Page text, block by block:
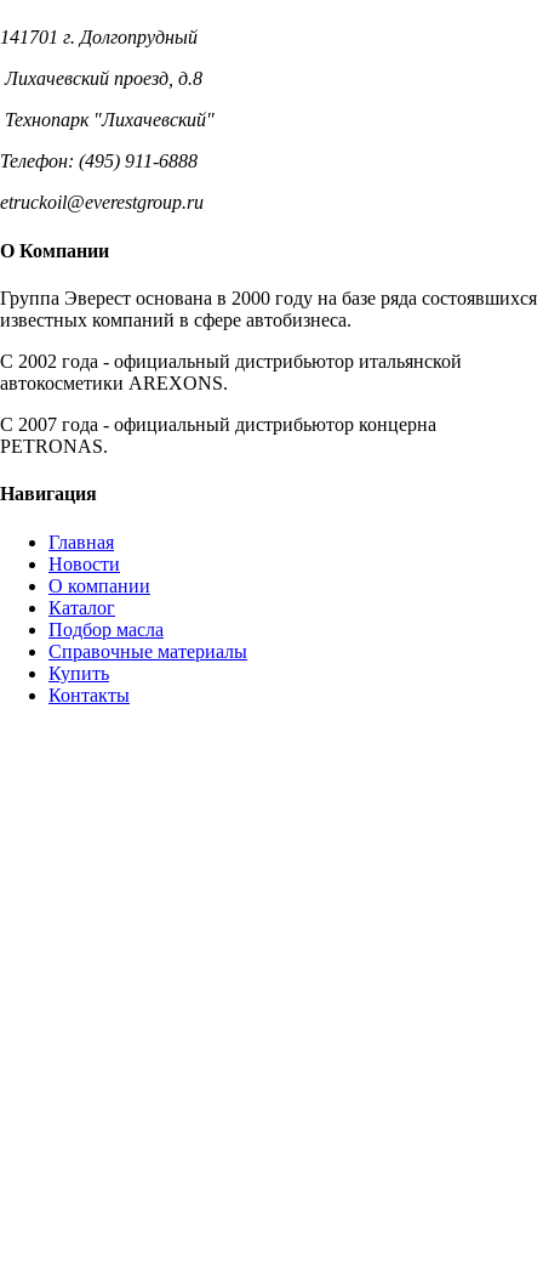
141701 г. Долгопрудный
Лихачевский проезд, д.8
Технопарк "Лихачевский"
Телефон: (495) 911-6888
etruckoil@everestgroup.ru
О Компании
Группа Эверест основана в 2000 году на базе ряда состоявшихся
известных компаний в сфере автобизнеса.
C 2002 года - официальный дистрибьютор итальянской
автокосметики AREXONS.
С 2007 года - официальный дистрибьютор концерна
PETRONAS.
Навигация
Главная
Новости
О компании
Каталог
Подбор масла
Справочные материалы
Купить
Контакты